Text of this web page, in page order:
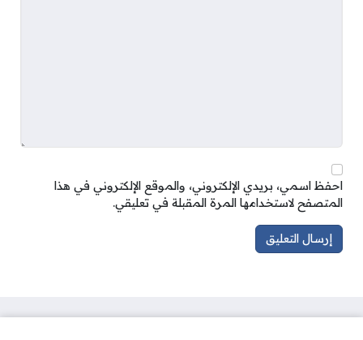
احفظ اسمي، بريدي الإلكتروني، والموقع الإلكتروني في هذا
المتصفح لاستخدامها المرة المقبلة في تعليقي.